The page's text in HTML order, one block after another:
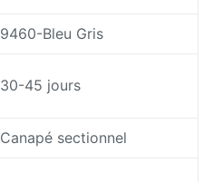
9460-Bleu Gris
30-45 jours
Canapé sectionnel